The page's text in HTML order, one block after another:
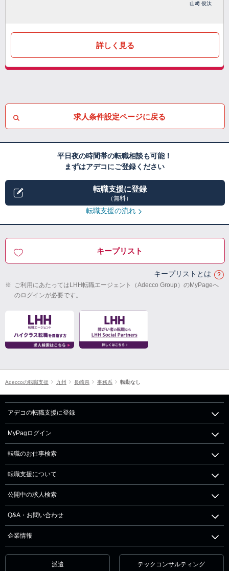
山﨑 俊汰
詳しく見る
求人条件設定ページに戻る
平日夜の時間帯の転職相談も可能！
まずはアデコにご登録ください
転職支援に登録
（無料）
転職支援の流れ
キープリスト
キープリストとは
※ ご利用にあたってはLHH転職エージェント（Adecco Group）のMyPageへ
のログインが必要です。
Adeccoの転職支援 九州 長崎県 事務系 転勤なし
アデコの転職支援に登録
MyPagログイン
転職のお仕事検索
転職支援について
公開中の求人検索
Q&A・お問い合わせ
企業情報
派遣 テックコンサルティング